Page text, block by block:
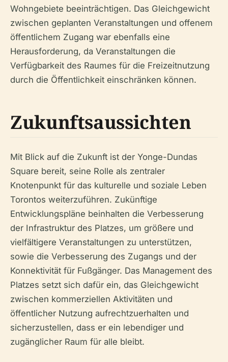
Wohngebiete beeinträchtigen. Das Gleichgewicht
zwischen geplanten Veranstaltungen und offenem
öffentlichem Zugang war ebenfalls eine
Herausforderung, da Veranstaltungen die
Verfügbarkeit des Raumes für die Freizeitnutzung
durch die Öffentlichkeit einschränken können.
Zukunftsaussichten
Mit Blick auf die Zukunft ist der Yonge-Dundas
Square bereit, seine Rolle als zentraler
Knotenpunkt für das kulturelle und soziale Leben
Torontos weiterzuführen. Zukünftige
Entwicklungspläne beinhalten die Verbesserung
der Infrastruktur des Platzes, um größere und
vielfältigere Veranstaltungen zu unterstützen,
sowie die Verbesserung des Zugangs und der
Konnektivität für Fußgänger. Das Management des
Platzes setzt sich dafür ein, das Gleichgewicht
zwischen kommerziellen Aktivitäten und
öffentlicher Nutzung aufrechtzuerhalten und
sicherzustellen, dass er ein lebendiger und
zugänglicher Raum für alle bleibt.